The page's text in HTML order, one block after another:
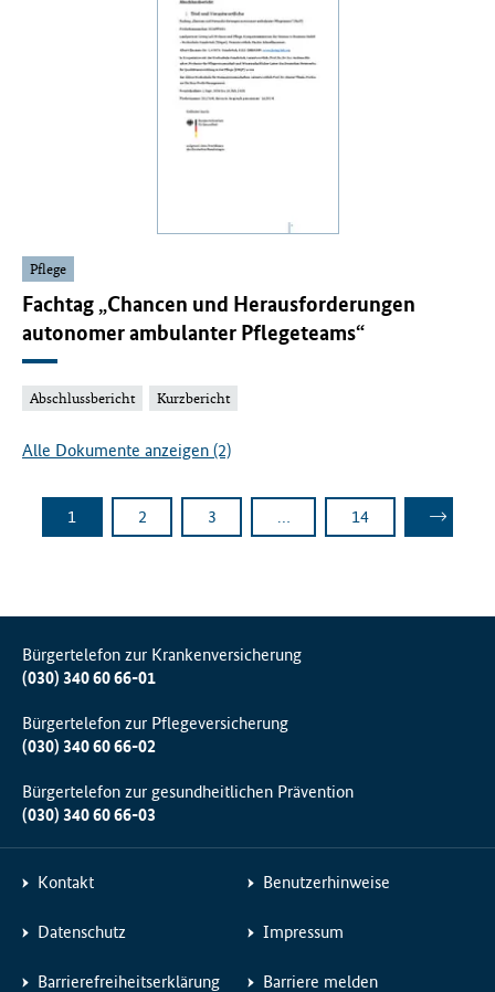
Pflege
Fachtag „Chancen und Herausforderungen
autonomer ambulanter Pflegeteams“
Abschlussbericht Kurzbericht
Alle Dokumente anzeigen (2)
Seite
1
Seite
2
Seite
3 Platzhalter weitere Seiten
…
Seite
14
Bürgertelefon zur Krankenversicherung
(030) 340 60 66-01
Bürgertelefon zur Pflegeversicherung
(030) 340 60 66-02
Bürgertelefon zur gesundheitlichen Prävention
(030) 340 60 66-03
Kontakt Benutzerhinweise
Datenschutz Impressum
Barrierefreiheitserklärung Barriere melden